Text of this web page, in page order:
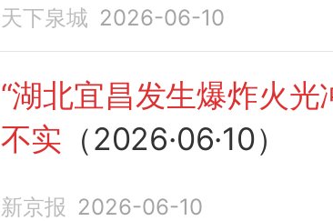
天下泉城 2026-06-10
“湖北宜昌发生爆炸火光
不实 （2026·06·10）
新京报 2026-06-10